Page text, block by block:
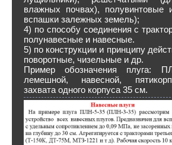
влажных почвах), полувинтовые
вспашки залежных земель);
4) по способу соединения с
полунавесные и навесные.
5) по конструкции и принципу
поворотные, чизельные и др.
Пример обозначения плуга:
лемешной, навесной,
захвата одного корпуса 35 см.